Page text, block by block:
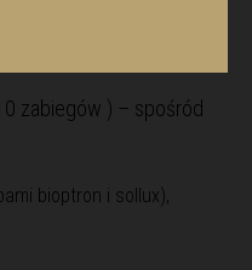
zabiegów ) – spośród
bioptron i sollux),